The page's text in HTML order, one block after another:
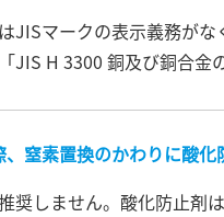
JISマークの表示義務がな
JIS H 3300 銅及び銅合金
窒素置換のかわりに酸
奨しません。酸化防止剤